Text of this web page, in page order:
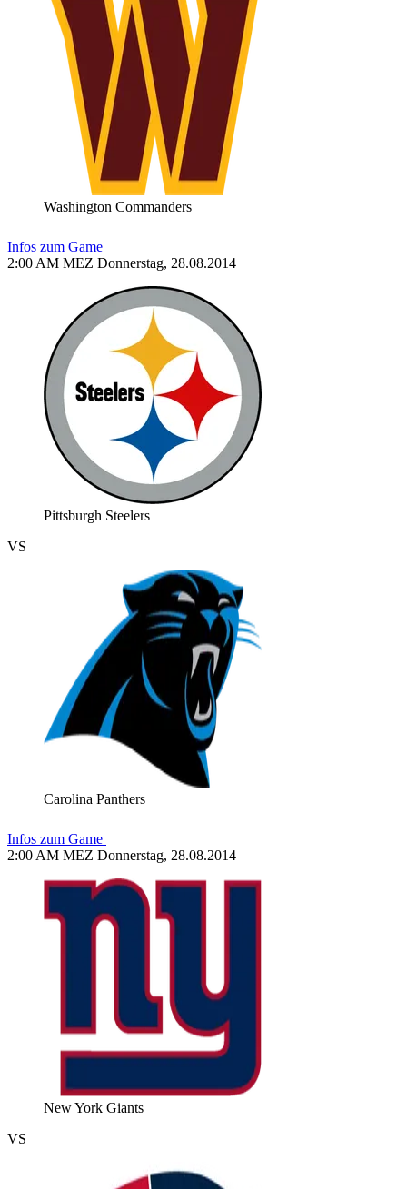
Washington Commanders
Infos zum Game
2:00 AM MEZ Donnerstag, 28.08.2014
Pittsburgh Steelers
VS
Carolina Panthers
Infos zum Game
2:00 AM MEZ Donnerstag, 28.08.2014
New York Giants
VS